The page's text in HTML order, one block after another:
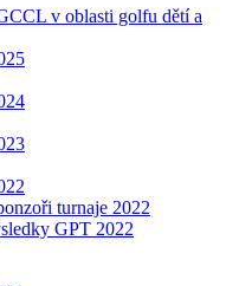
v oblasti golfu dětí a
turnaje 2022
GPT 2022